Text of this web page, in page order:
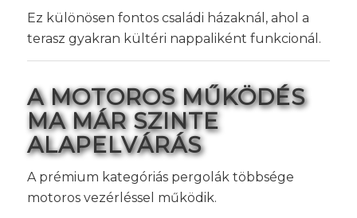
Ez különösen fontos családi házaknál, ahol a
terasz gyakran kültéri nappaliként funkcionál.
A MOTOROS MŰKÖDÉS
MA MÁR SZINTE
ALAPELVÁRÁS
A prémium kategóriás pergolák többsége
motoros vezérléssel működik.